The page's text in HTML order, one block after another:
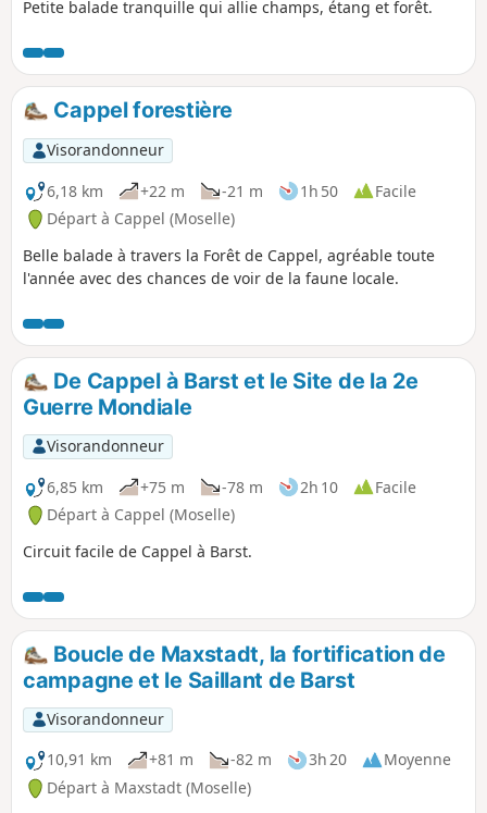
Petite balade tranquille qui allie champs, étang et forêt.
Cappel forestière
Visorandonneur
6,18 km
+22 m -21 m 1h 50
Facile
Départ à Cappel (Moselle)
Belle balade à travers la Forêt de Cappel, agréable toute
l'année avec des chances de voir de la faune locale.
De Cappel à Barst et le Site de la 2e
Guerre Mondiale
Visorandonneur
6,85 km
+75 m -78 m 2h 10
Facile
Départ à Cappel (Moselle)
Circuit facile de Cappel à Barst.
Boucle de Maxstadt, la fortification de
campagne et le Saillant de Barst
Visorandonneur
10,91 km
+81 m -82 m 3h 20
Moyenne
Départ à Maxstadt (Moselle)